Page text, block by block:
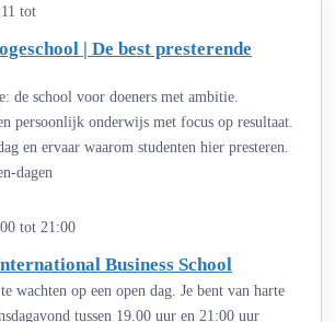
tot
| De best presterende
de school voor doeners met ambitie.
persoonlijk onderwijs met focus op resultaat.
en ervaar waarom studenten hier presteren.
dagen
tot 21:00
Business School
wachten op een open dag. Je bent van harte
tussen 19.00 uur en 21:00 uur